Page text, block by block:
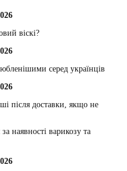
віскі?
серед українців
після доставки, якщо не
наявності варикозу та